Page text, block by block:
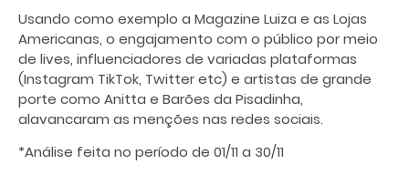
Usando como exemplo a Magazine Luiza e as Lojas
Americanas, o engajamento com o público por meio
de lives, influenciadores de variadas plataformas
(Instagram TikTok, Twitter etc) e artistas de grande
porte como Anitta e Barões da Pisadinha,
alavancaram as menções nas redes sociais.
*Análise feita no período de 01/11 a 30/11